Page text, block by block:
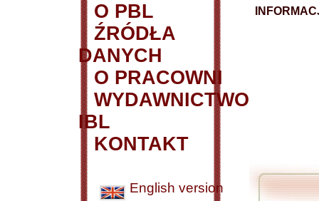
O PBL
ŹRÓDŁA
DANYCH
O PRACOWNI
WYDAWNICTWO
IBL
KONTAKT
English version